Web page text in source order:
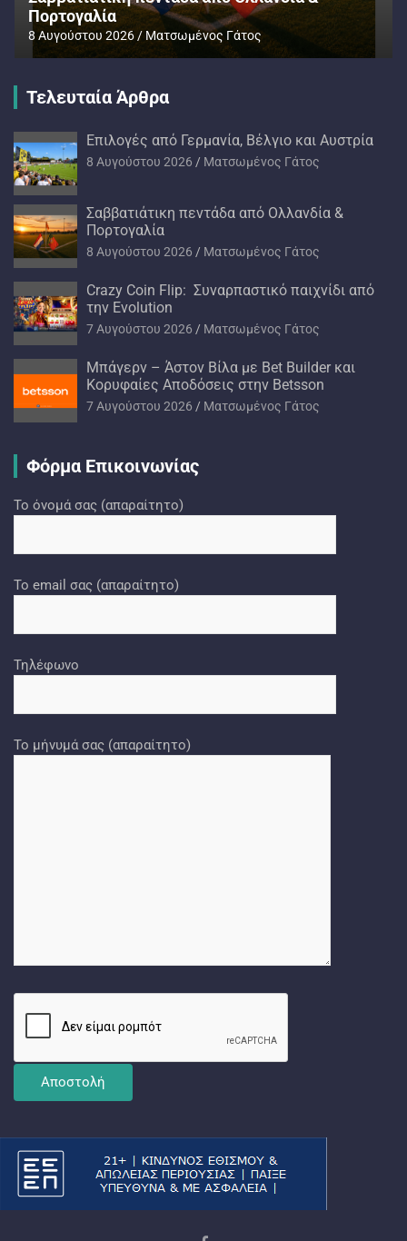
Πορτογαλία
8 Αυγούστου 2026 Ματσωμένος Γάτος
Τελευταία Άρθρα
Επιλογές από Γερμανία, Βέλγιο και Αυστρία
8 Αυγούστου 2026 Ματσωμένος Γάτος
Σαββατιάτικη πεντάδα από Ολλανδία &
Πορτογαλία
8 Αυγούστου 2026 Ματσωμένος Γάτος
Crazy Coin Flip: Συναρπαστικό παιχνίδι από
την Evolution
7 Αυγούστου 2026 Ματσωμένος Γάτος
Μπάγερν – Άστον Βίλα με Bet Builder και
Κορυφαίες Αποδόσεις στην Betsson
7 Αυγούστου 2026 Ματσωμένος Γάτος
Φόρμα Επικοινωνίας
Το όνομά σας (απαραίτητο)
Το email σας (απαραίτητο)
Τηλέφωνο
Το μήνυμά σας (απαραίτητο)